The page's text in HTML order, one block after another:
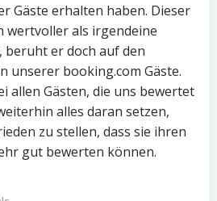
Gäste erhalten haben. Dieser
wertvoller als irgendeine
er doch auf den
unserer booking.com Gäste.
allen Gästen, die uns bewertet
alles daran setzen,
zu stellen, dass sie ihren
gut bewerten können.